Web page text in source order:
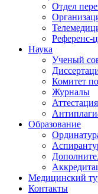
Отдел
Референс-
Наука
Ученый
Комитет
Журналы
Образование
Медицинский
Контакты